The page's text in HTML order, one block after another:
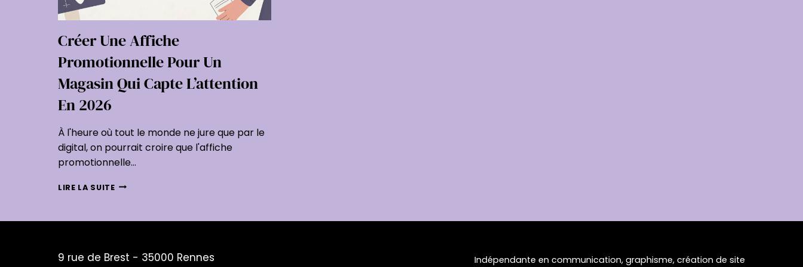
Créer Une Affiche
Promotionnelle Pour Un
Magasin Qui Capte L’attention
En 2026
À l'heure où tout le monde ne jure que par le
digital, on pourrait croire que l'affiche
promotionnelle…
LIRE LA SUITECRÉER
PROMOTIONNELLE
MAGASIN
9 rue de Brest - 35000 Rennes Indépendante en communication, graphisme, création de site